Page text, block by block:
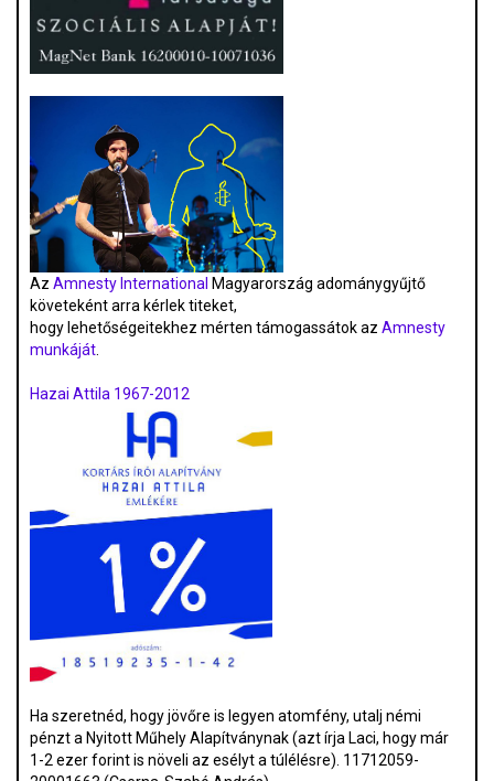
Az Amnesty International Magyarország adománygyűjtő
követeként arra kérlek titeket,
hogy lehetőségeitekhez mérten támogassátok az Amnesty
munkáját.
Hazai Attila 1967-2012
Ha szeretnéd, hogy jövőre is legyen atomfény, utalj némi
pénzt a Nyitott Műhely Alapítványnak (azt írja Laci, hogy már
1-2 ezer forint is növeli az esélyt a túlélésre). 11712059-